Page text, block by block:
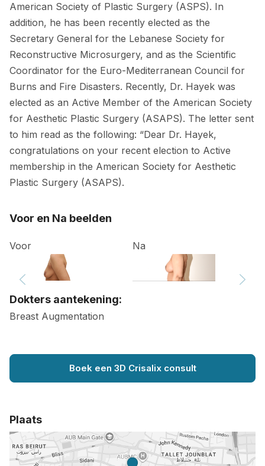
American Society of Plastic Surgery (ASPS). In
addition, he has been recently elected as the
Secretary General for the Lebanese Society for
Reconstructive Microsurgery, and as the Scientific
Coordinator for the Euro-Mediterranean Council for
Burns and Fire Disasters. Recently, Dr. Hayek was
elected as an Active Member of the American Society
for Aesthetic Plastic Surgery (ASAPS). The letter sent
to him read as the following: “Dear Dr. Hayek,
congratulations on your recent election to Active
membership in the American Society for Aesthetic
Plastic Surgery (ASAPS).
Voor en Na beelden
Voor Na
Dokters aantekening:
Breast Augmentation
Boek een 3D Crisalix consult
Plaats